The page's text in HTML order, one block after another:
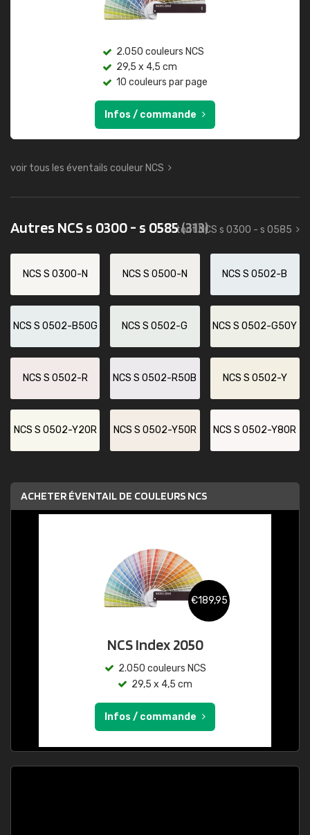
2.050 couleurs NCS
29,5 x 4,5 cm
10 couleurs par page
Infos / commande
voir tous les éventails couleur NCS
Autres NCS s 0300 - s 0585(313)
tout NCS s 0300 - s 0585
NCS S 0300-N NCS S 0500-N NCS S 0502-B
NCS S 0502-B50G NCS S 0502-G NCS S 0502-G50Y
NCS S 0502-R NCS S 0502-R50B NCS S 0502-Y
NCS S 0502-Y20R NCS S 0502-Y50R NCS S 0502-Y80R
ACHETER ÉVENTAIL DE COULEURS NCS
€189,95
NCS Index 2050
2.050 couleurs NCS
29,5 x 4,5 cm
Infos / commande